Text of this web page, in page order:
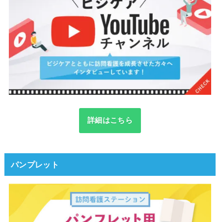
詳細はこちら
パンプレット